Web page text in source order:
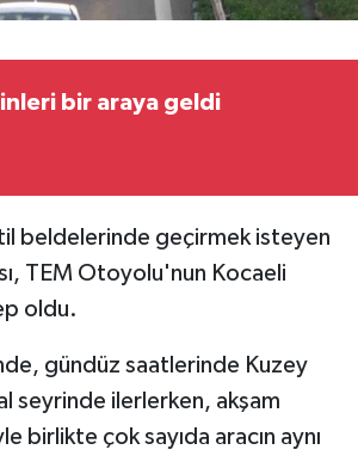
bir araya geldi
beldelerinde geçirmek isteyen
TEM Otoyolu'nun Kocaeli
oldu.
gündüz saatlerinde Kuzey
seyrinde ilerlerken, akşam
çok sayıda aracın aynı